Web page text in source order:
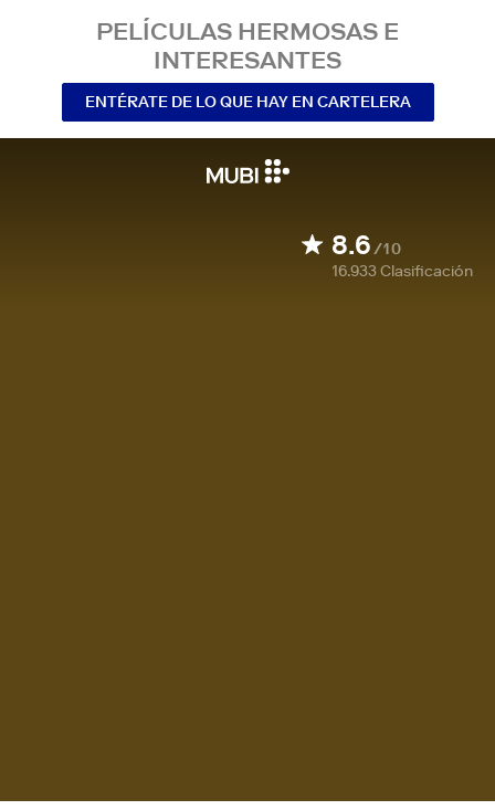
PELÍCULAS HERMOSAS E
INTERESANTES
ENTÉRATE DE LO QUE HAY EN CARTELERA
8.6/10
16.933Clasificación